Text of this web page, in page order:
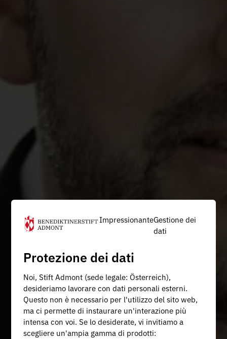
ImpressionanteGestione dei
dati
Protezione dei dati
Noi, Stift Admont (sede legale: Österreich),
desideriamo lavorare con dati personali esterni.
Questo non è necessario per l'utilizzo del sito web,
ma ci permette di instaurare un'interazione più
intensa con voi. Se lo desiderate, vi invitiamo a
scegliere un'ampia gamma di prodotti: